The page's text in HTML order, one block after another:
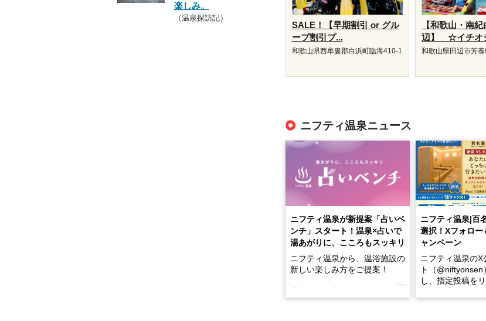
SALE！【早期割引 or グル
ープ割引プ...
和歌山県西牟婁郡白浜町臨海410-1
【和歌山・南
辺】 ☆イチオ
和歌山県田辺市芳
ニフティ温泉ニュース
ニフティ温泉が新提案「占いベ
ンチ」スタート！温泉×占いで
湯あがりに、こころもスッキリ
ニフティ温泉から、温浴施設の
新しい楽しみ方をご提案！
ニフティ温泉|百
選択！Xフォロー
ャンペーン
ニフティ温泉のX
ト（
し、指定投稿を
楽しみ。
（温泉探訪記）